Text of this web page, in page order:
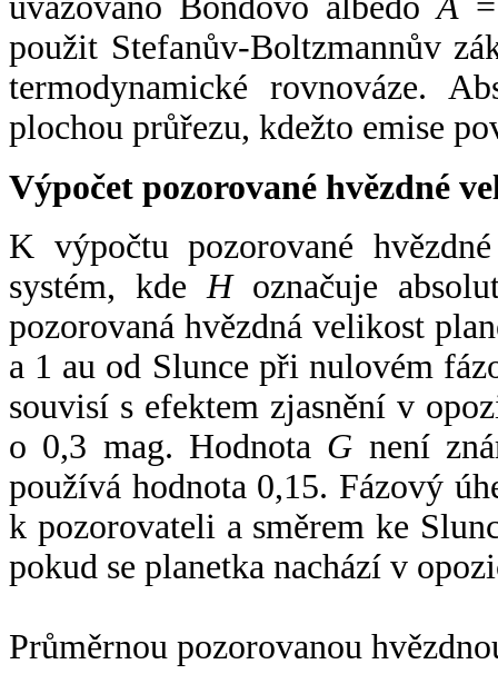
použit Stefanův-Boltzmannův
termodynamické rovnováze.
plochou průřezu, kdežto emise
Výpočet pozorované hvězdné
K výpočtu pozorované
systém, kde Hoznačuje
pozorovaná hvězdná velikost
a 1 au od Slunce při nulovém
souvisí s efektem zjasnění v
o 0,3 mag. Hodnota G není
používá hodnota 0,15. Fázový
k pozorovateli a směrem ke
pokud se planetka nachází v
Průměrnou pozorovanou